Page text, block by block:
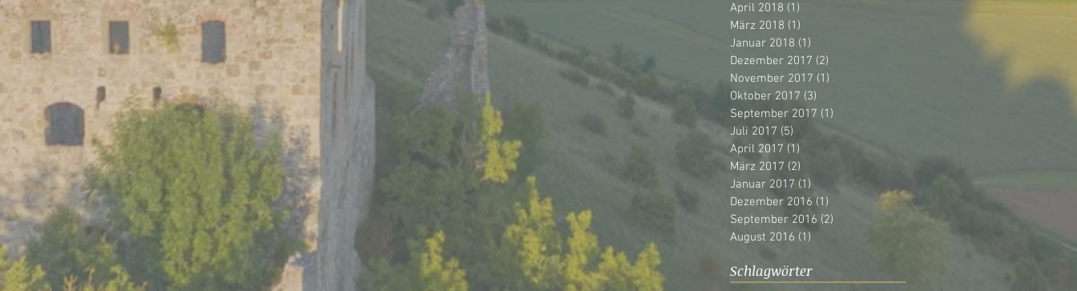
April 2018 (1)
März 2018 (1)
Januar 2018 (1)
Dezember 2017 (2)
November 2017 (1)
Oktober 2017 (3)
September 2017 (1)
Juli 2017 (5)
April 2017 (1)
März 2017 (2)
Januar 2017 (1)
Dezember 2016 (1) 1 Beitrag
September 2016 (2)
August 2016 (1)
Schlagwörter